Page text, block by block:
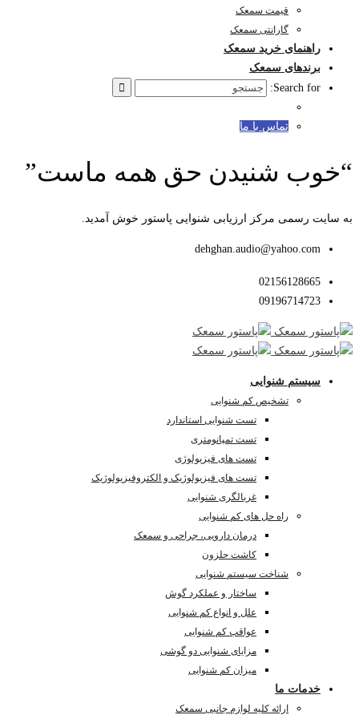
قیمت سمعک
گارانتی سمعک
راهنمای خرید سمعک
برندهای سمعک
Search for:
تماس با ما
“خوب شنیدن حق همه ماست”
به سایت رسمی مرکز ارزیابی شنوایی پاستور خوش آمدید.
dehghan.audio@yahoo.com
02156128665
09196714723
سیستم شنوایی
تشخیص کم شنوایی
تست شنوایی استاندارد
تست تمپانومتری
تست های فیزیولوژی
تست های فیزیولوژیک و الکتروفیزیولوژیک
غربالگری شنوایی
راه حل های کم شنوایی
درمان دارویی، جراحی و سمعک
کاشت حلزون
شناخت سیستم شنوایی
ساختار و عملکرد گوش
علل و انواع کم شنوایی
عواقب کم شنوایی
مزایای شنوایی دو گوشی
میزان کم شنوایی
خدمات ما
ارائه کلیه لوازم جانبی سمعک